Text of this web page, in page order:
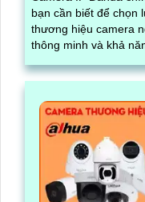
bạn cần biết để chọn lựa
thương hiệu camera
thông minh và khả